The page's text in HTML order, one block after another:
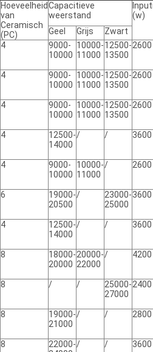
Hoeveelheid
van
Ceramisch
(PC)
Capacitieve
weerstand
(w)
Geel
Grijs
Zwart
4
9000-
10000
10000-
11000
12500-
13500
2600
4
9000-
10000
10000-
11000
12500-
13500
2600
4
9000-
10000
10000-
11000
12500-
13500
2600
4
12500-
14000
/ / 3600
4
9000-
10000
10000-
11000
/ 2600
6
19000-
20500
/
23000-
25000
3600
4
12500-
14000
/ / 3600
8
18000-
20000
20000-
22000
/ 4200
8 / /
25000-
27000
2400
8
19000-
21000
/ / 2800
8
22000-/ / 3600